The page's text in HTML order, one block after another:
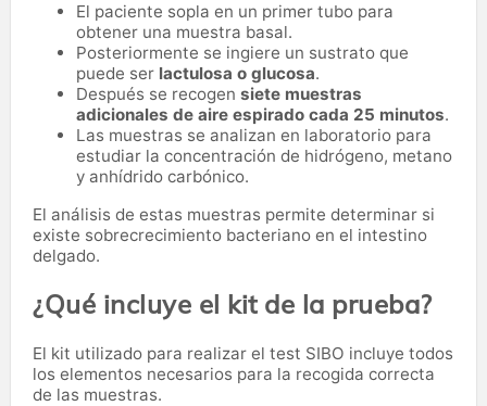
El paciente sopla en un primer tubo para
obtener una muestra basal.
Posteriormente se ingiere un sustrato que
puede ser lactulosa o glucosa.
Después se recogen siete muestras
adicionales de aire espirado cada 25 minutos.
Las muestras se analizan en laboratorio para
estudiar la concentración de hidrógeno, metano
y anhídrido carbónico.
El análisis de estas muestras permite determinar si
existe sobrecrecimiento bacteriano en el intestino
delgado.
¿Qué incluye el kit de la prueba?
El kit utilizado para realizar el test SIBO incluye todos
los elementos necesarios para la recogida correcta
de las muestras.